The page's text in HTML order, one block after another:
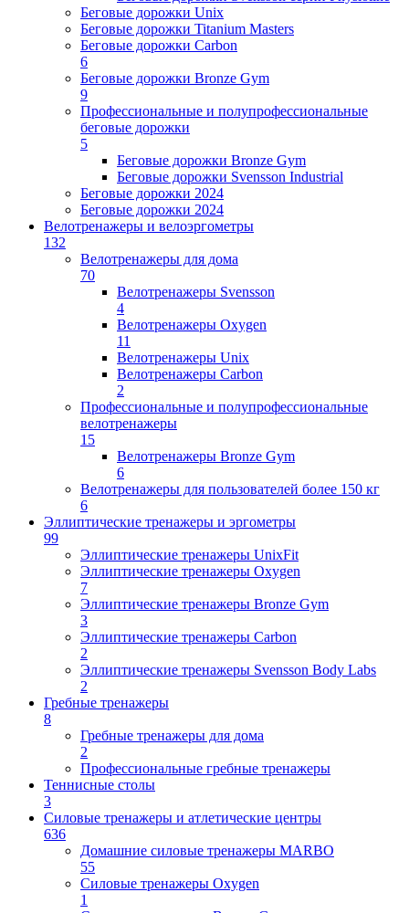
Беговые дорожки Unix
Беговые дорожки Titanium Masters
Беговые дорожки Carbon
6
Беговые дорожки Bronze Gym
9
Профессиональные и полупрофессиональные
беговые дорожки
5
Беговые дорожки Bronze Gym
Беговые дорожки Svensson Industrial
Беговые дорожки 2024
Беговые дорожки 2024
Велотренажеры и велоэргометры
132
Велотренажеры для дома
70
Велотренажеры Svensson
4
Велотренажеры Oxygen
11
Велотренажеры Unix
Велотренажеры Carbon
2
Профессиональные и полупрофессиональные
велотренажеры
15
Велотренажеры Bronze Gym
6
Велотренажеры для пользователей более 150 кг
6
Эллиптические тренажеры и эргометры
99
Эллиптические тренажеры UnixFit
Эллиптические тренажеры Oxygen
7
Эллиптические тренажеры Bronze Gym
3
Эллиптические тренажеры Carbon
2
Эллиптические тренажеры Svensson Body Labs
2
Гребные тренажеры
8
Гребные тренажеры для дома
2
Профессиональные гребные тренажеры
Теннисные столы
3
Силовые тренажеры и атлетические центры
636
Домашние силовые тренажеры MARBO
55
Силовые тренажеры Oxygen
1